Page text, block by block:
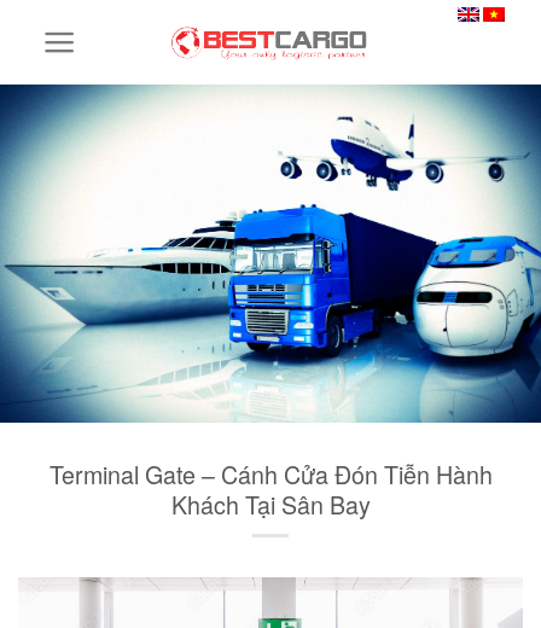
Terminal Gate – Cánh Cửa Đón Tiễn Hành
Khách Tại Sân Bay